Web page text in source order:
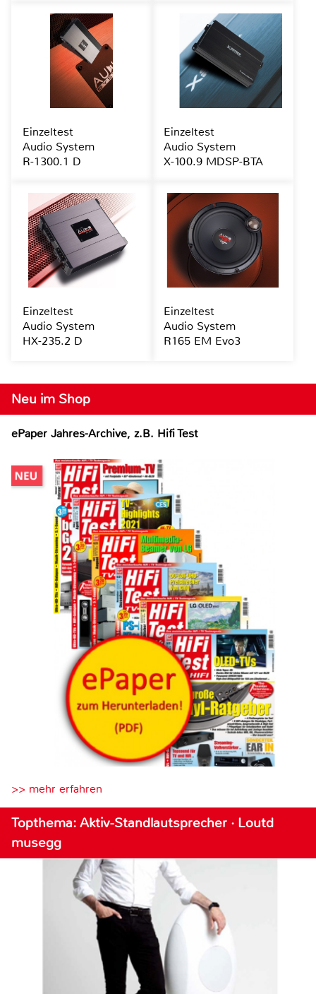
Neu im Shop
ePaper Jahres-Archive, z.B. Hifi Test
>> mehr erfahren
Topthema: Aktiv-Standlautsprecher · Loutd
musegg
Einzeltest
Audio System
R-1300.1 D
Einzeltest
Audio System
X-100.9 MDSP-BTA
Einzeltest
Audio System
HX-235.2 D
Einzeltest
Audio System
R165 EM Evo3